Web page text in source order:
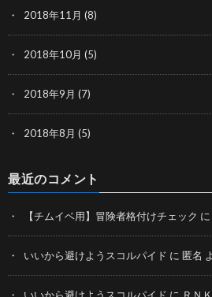
2018年11月 (8)
2018年10月 (5)
2018年9月 (7)
2018年8月 (5)
最近のコメント
【チムイベ用】冒険者格付けチェック に
いいから避けようスコルパイド に 匿名